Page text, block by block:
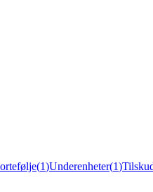
(1)Underenheter(1)